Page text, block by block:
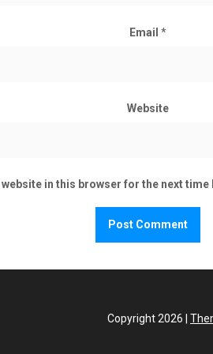
Email *
Website
in this browser for the next time
Copyright 2026 |